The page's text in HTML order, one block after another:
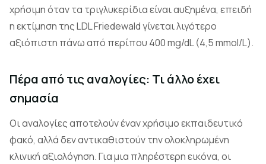
χρήσιμη όταν τα τριγλυκερίδια είναι αυξημένα, επειδή
η εκτίμηση της LDL Friedewald γίνεται λιγότερο
αξιόπιστη πάνω από περίπου 400 mg/dL (4,5 mmol/L).
Πέρα από τις αναλογίες: Τι άλλο έχει
σημασία
Οι αναλογίες αποτελούν έναν χρήσιμο εκπαιδευτικό
φακό, αλλά δεν αντικαθιστούν την ολοκληρωμένη
κλινική αξιολόγηση. Για μια πληρέστερη εικόνα, οι